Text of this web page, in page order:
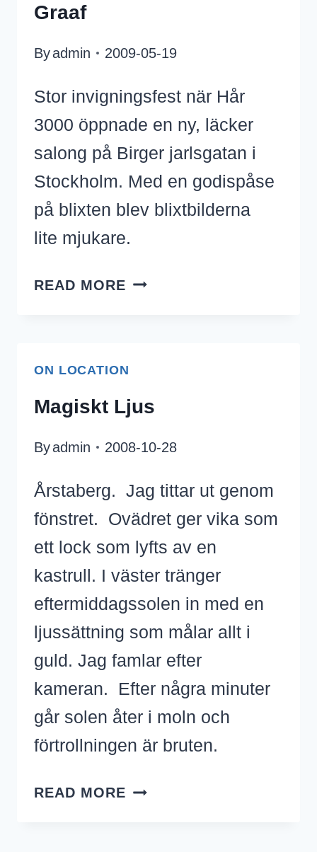
Graaf
Byadmin 2009-05-19
Stor invigningsfest när Hår
3000 öppnade en ny, läcker
salong på Birger jarlsgatan i
Stockholm. Med en godispåse
på blixten blev blixtbilderna
lite mjukare.
READ MORE NYAMKO
HANNA
ON LOCATION
Magiskt Ljus
Byadmin 2008-10-28
Årstaberg. Jag tittar ut genom
fönstret. Ovädret ger vika som
ett lock som lyfts av en
kastrull. I väster tränger
eftermiddagssolen in med en
ljussättning som målar allt i
guld. Jag famlar efter
kameran. Efter några minuter
går solen åter i moln och
förtrollningen är bruten.
READ MORE MAGISKT